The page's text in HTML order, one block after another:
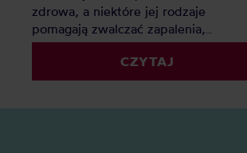
zdrowa, a niektóre jej rodzaje
pomagają zwalczać zapalenia,
poprawiają metabolizm i funkcje
mózgu. Jakie są najzdrowsze
Ranking pozwoli Wam wybrać
CZYTAJ